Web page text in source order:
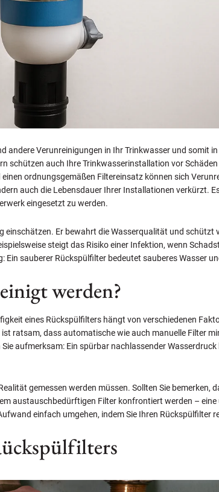
Verunreinigungen in Ihr Trinkwasser und somit
schützen auch Ihre Trinkwasserinstallation vor
ordnungsgemäßen Filtereinsatz können sich
auch die Lebensdauer Ihrer Installationen verkürzt.
eingesetzt zu werden.
einschätzen. Er bewahrt die Wasserqualität und
steigt das Risiko einer Infektion, wenn
sauberer Rückspülfilter bedeutet sauberes Wasser
werden?
eines Rückspülfilters hängt von verschiedenen
ratsam, dass automatische wie auch manuelle Filter
aufmerksam: Ein spürbar nachlassender
gemessen werden müssen. Sollten Sie bemerken,
austauschbedürftigen Filter konfrontiert werden –
einfach umgehen, indem Sie Ihren Rückspülfilter